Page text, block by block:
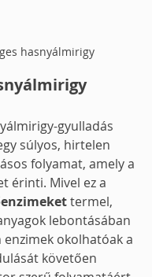
hasnyálmirigy
gyulladás
súlyos, hirtelen
folyamat, amely a
érinti. Mivel ez a
termel,
lebontásában
enzimek okolhatóak a
követően